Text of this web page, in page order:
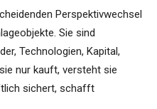
Perspektivwechsel
Sie sind
Technologien, Kapital,
nur kauft, versteht sie
sichert, schafft